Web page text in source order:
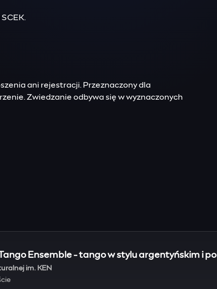
ani rejestracji. Przeznaczony dla
Zwiedzanie odbywa się w wyznaczonych
Ensemble - tango w stylu argentyńskim i
im. KEN